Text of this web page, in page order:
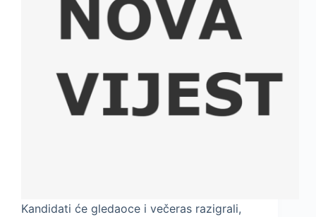
Kandidati će gledaoce i večeras razigrali,